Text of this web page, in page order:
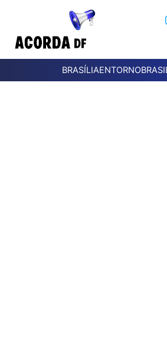
BRASÍLIAENTORNO